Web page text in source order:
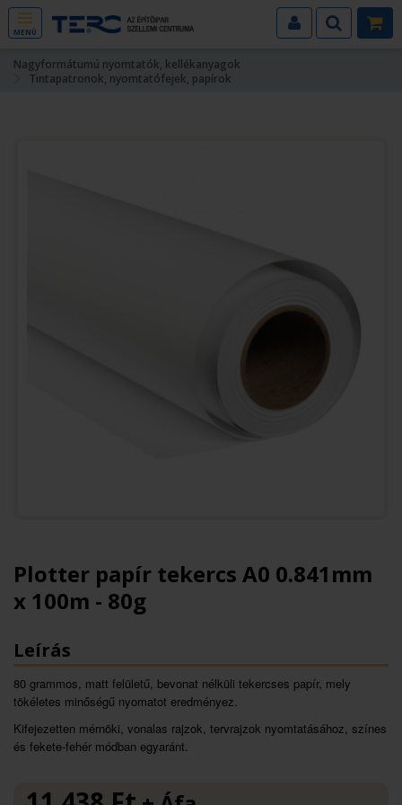
MENÜ
Nagyformátumú nyomtatók, kellékanyagok
Tintapatronok, nyomtatófejek, papírok
Plotter papír tekercs A0 0.841mm
x 100m - 80g
Leírás
80 grammos, matt felületű, bevonat nélküli tekercses papír, mely
tökéletes minőségű nyomatot eredményez.
Kifejezetten mérnöki, vonalas rajzok, tervrajzok nyomtatásához, színes
és fekete-fehér módban egyaránt.